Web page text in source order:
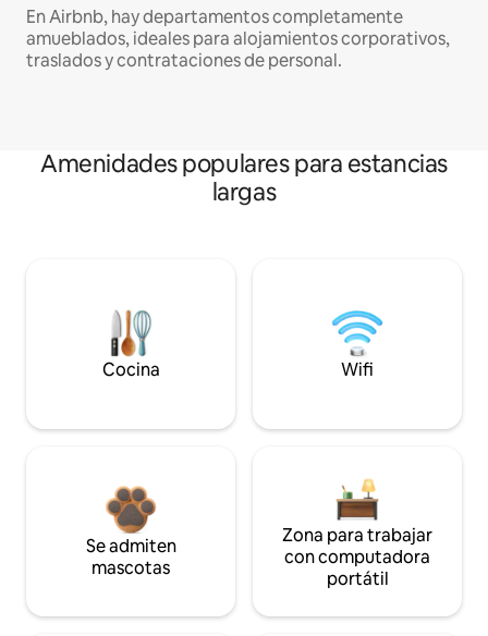
En Airbnb, hay departamentos completamente
amueblados, ideales para alojamientos corporativos,
traslados y contrataciones de personal.
Amenidades populares para estancias
largas
Cocina Wifi
Se admiten
mascotas
Zona para trabajar
con computadora
portátil